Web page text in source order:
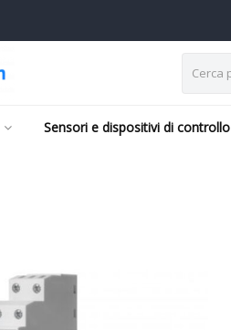
Sensori e dispositivi di controllo